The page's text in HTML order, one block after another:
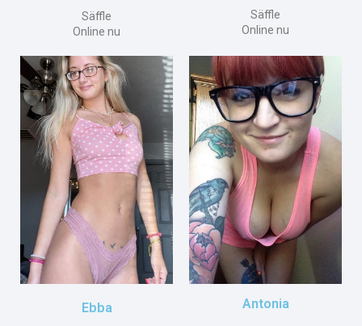
Säffle
Online nu
Säffle
Online nu
Ebba Antonia